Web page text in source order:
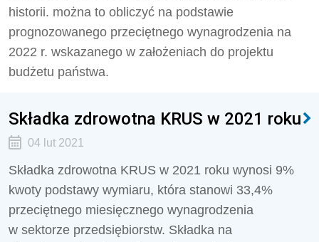
historii. można to obliczyć na podstawie
prognozowanego przeciętnego wynagrodzenia na
2022 r. wskazanego w założeniach do projektu
budżetu państwa.
Składka zdrowotna KRUS w 2021 roku
04 lut 2021
Składka zdrowotna KRUS w 2021 roku wynosi 9%
kwoty podstawy wymiaru, która stanowi 33,4%
przeciętnego miesięcznego wynagrodzenia
w sektorze przedsiębiorstw. Składka na